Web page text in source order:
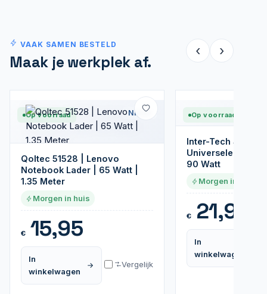
VAAK SAMEN BESTELD
Maak je werkplek af.
‹ ›
Op voorraad Nieuw
Qoltec 51528 | Lenovo
Notebook Lader | 65 Watt |
1.35 Meter
Morgen in huis
€15,95
In
winkelwagen
Vergelijk
Op voorraad
Inter-Tech Sinan
Universele
90 Watt
Morgen in huis
€21,95
In
winkelwagen